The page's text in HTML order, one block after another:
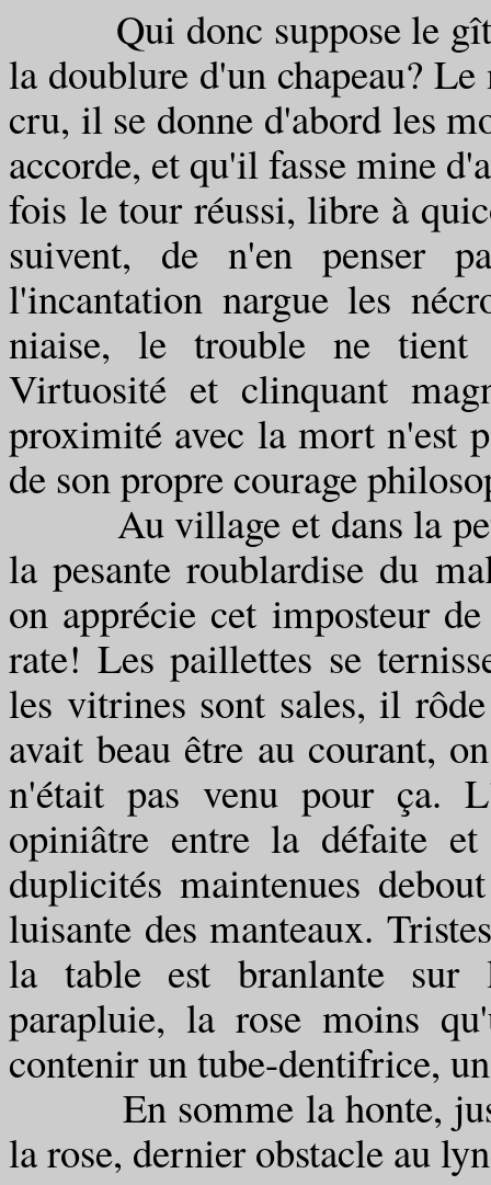
Qui donc suppose le gîte
la doublure d'un chapeau?
cru, il se donne d'abord les
accorde, et qu'il fasse mine
fois le tour réussi, libre à
suivent, de n'en penser
l'incantation nargue les
niaise, le trouble ne tient
Virtuosité et clinquant
proximité avec la mort n'est
de son propre courage
Au village et dans la
la pesante roublardise du
on apprécie cet imposteur
rate! Les paillettes se
les vitrines sont sales, il
avait beau être au courant,
n'était pas venu pour ça.
opiniâtre entre la défaite
duplicités maintenues
luisante des manteaux.
la table est branlante sur
parapluie, la rose moins
contenir un tube-dentifrice,
En somme la honte,
la rose, dernier obstacle au